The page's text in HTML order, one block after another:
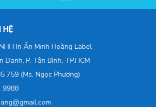
HỆ
In Ấn Minh Hoàng Label
Danh, P. Tân Bình, TP.HCM
759 (Ms. Ngọc Phương)
9988